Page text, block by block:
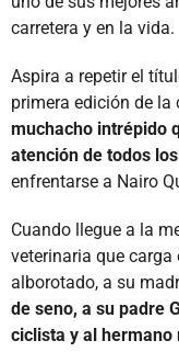
carretera y en la vida.
Aspira a repetir el
primera edición de la
muchacho intrépido
atención de todos
enfrentarse a Nairo
Cuando llegue a la
veterinaria que
alborotado, a su
de seno, a su padre
ciclista y al hermano